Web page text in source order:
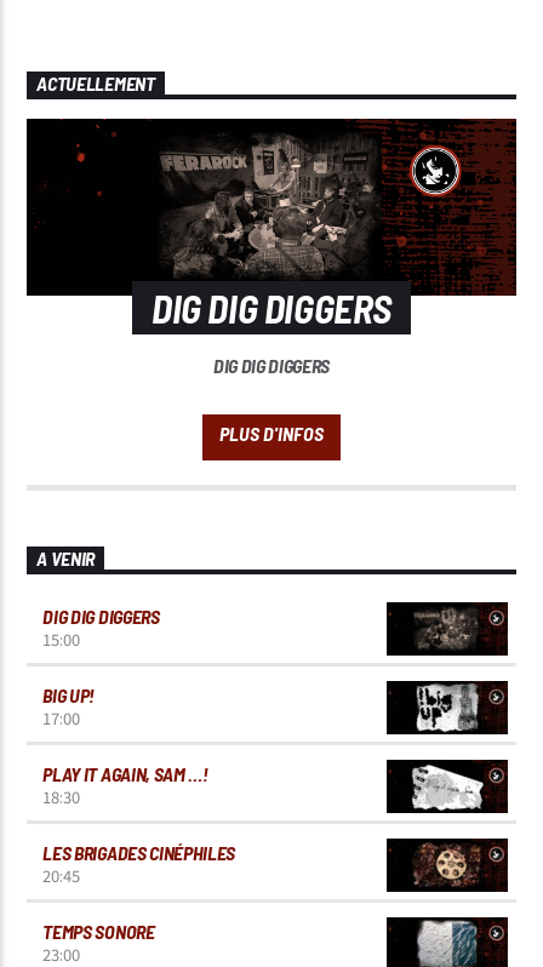
ACTUELLEMENT
DIG DIG DIGGERS
DIG DIG DIGGERS
A VENIR
DIG DIG DIGGERS
15:00
BIG UP!
17:00
PLAY IT AGAIN, SAM …!
18:30
LES BRIGADES CINÉPHILES
20:45
TEMPS SONORE
23:00